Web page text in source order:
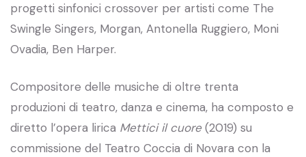
progetti sinfonici crossover per artisti come The
Swingle Singers, Morgan, Antonella Ruggiero, Moni
Ovadia, Ben Harper.
Compositore delle musiche di oltre trenta
produzioni di teatro, danza e cinema, ha composto e
diretto l’opera lirica Mettici il cuore(2019) su
commissione del Teatro Coccia di Novara con la